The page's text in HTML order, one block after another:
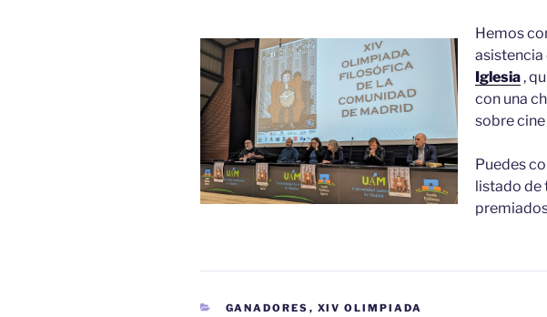
Hemos
Iglesia ,
con una
sobre
Puedes
listado de
CATEGORÍAS
GANADORES , XIV OLIMPIADA